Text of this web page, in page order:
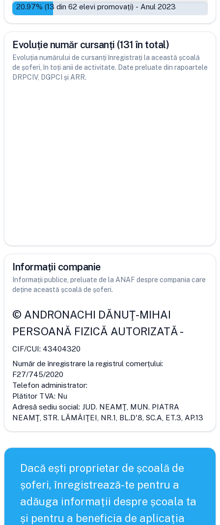
20.97% (13 din 62 elevi promovați) - Anul 2023
Evoluție număr cursanți (131 în total)
Evoluția numărului de cursanți înregistrați la această școală
de șoferi, în toți anii de activitate. Date preluate din rapoartele
DRPCIV, DGPCI și ARR.
Informații companie
Informații publice, preluate de la ANAF despre compania care
deține această școală de șoferi.
© ANDRONACHI DĂNUŢ-MIHAI
PERSOANĂ FIZICĂ AUTORIZATĂ-
CIF/CUI: 43404320
Număr de înregistrare la registrul comerțului:
F27/745/2020
Telefon administrator:
Plătitor TVA: Nu
Adresă sediu social: JUD. NEAMŢ, MUN. PIATRA
NEAMŢ, STR. LĂMÂIŢEI, NR.1, BL.D'8, SC.A, ET.3, AP.13
Dacă ești proprietar de școală de
șoferi, înregistrează-te pentru a
adăuga informații despre școala ta
și pentru a beneficia de aplicația